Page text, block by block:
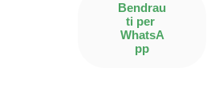
Bendrau
ti per
WhatsA
pp